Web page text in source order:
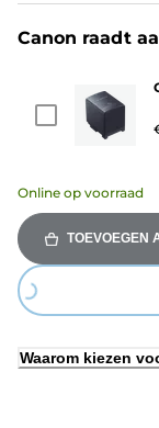
Canon raadt
Online op voorraad
TOEVOEGEN
Loading...
Waarom kiezen